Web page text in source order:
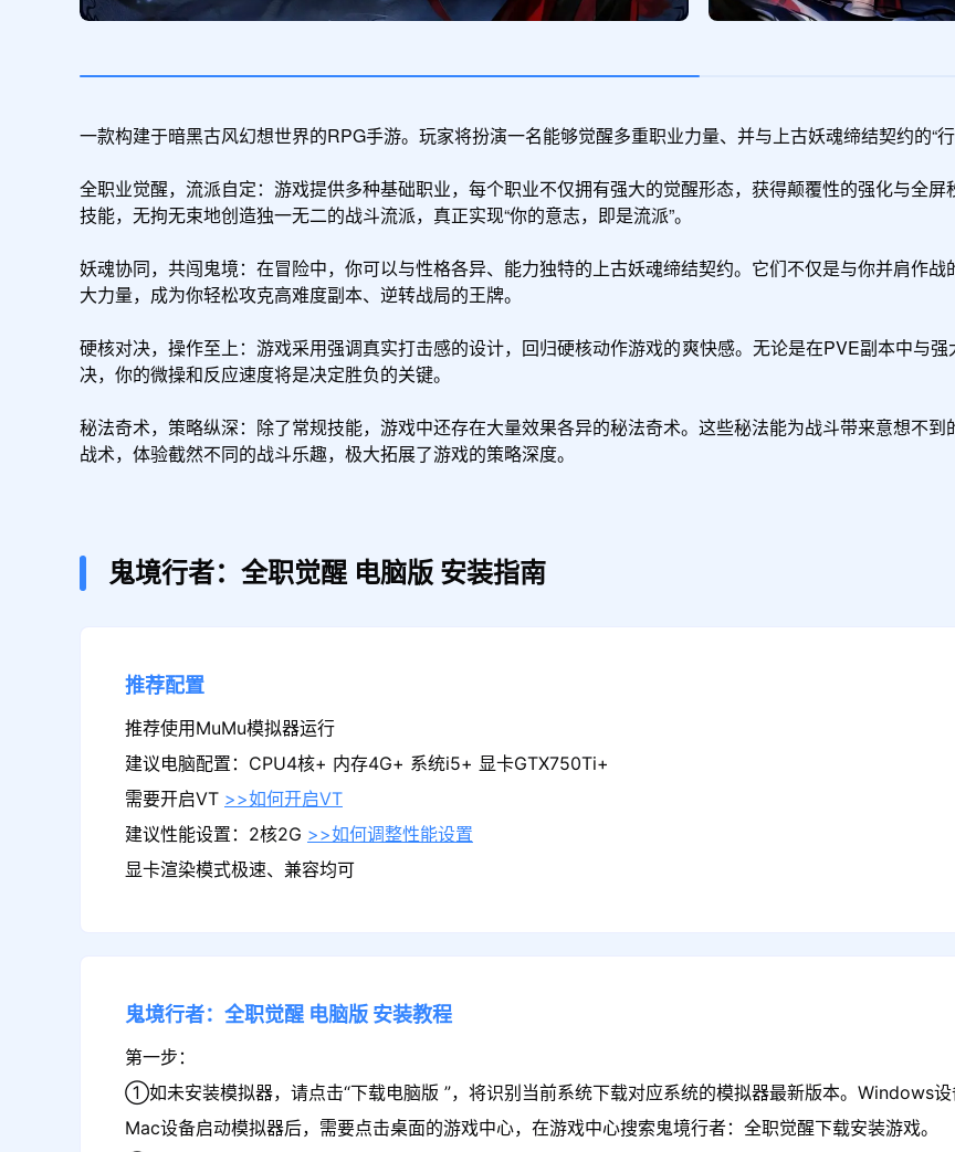
一款构建于​​暗黑古风幻想世界​​的RPG手游。玩家将扮演一名能够觉醒多重职业力量、并与上古妖魂缔结契约的“
全职业觉醒，流派自定​​：游戏提供多种基础职业，每个职业不仅拥有强大的​​觉醒形态​​，获得颠覆性的强化与​​全
技能，无拘无束地创造独一无二的战斗流派，真正实现“你的意志，即是流派”。
妖魂协同，共闯鬼境​​：在冒险中，你可以与性格各异、能力独特的​​上古妖魂​​缔结契约。它们不仅是与你并肩作
大力量，成为你轻松攻克高难度副本、逆转战局的王牌。
硬核对决，操作至上​​：游戏采用强调​​真实打击感​​的设计，回归硬核动作游戏的爽快感。无论是在PVE副本中与
决，你的​​微操和反应速度​​将是决定胜负的关键。
秘法奇术，策略纵深​​：除了常规技能，游戏中还存在大量效果各异的​​秘法奇术​​。这些秘法能为战斗带来意想不
战术，体验截然不同的战斗乐趣，极大拓展了游戏的策略深度。
鬼境行者：全职觉醒 电脑版 安装指南
推荐配置
推荐使用MuMu模拟器运行
建议电脑配置：CPU4核+ 内存4G+ 系统i5+ 显卡GTX750Ti+
需要开启VT >>如何开启VT
建议性能设置：2核2G >>如何调整性能设置
显卡渲染模式极速、兼容均可
鬼境行者：全职觉醒 电脑版 安装教程
第一步：
①如未安装模拟器，请点击“下载电脑版 ”，将识别当前系统下载对应系统的模拟器最新版本。Windows设
Mac设备启动模拟器后，需要点击桌面的游戏中心，在游戏中心搜索鬼境行者：全职觉醒下载安装游戏。